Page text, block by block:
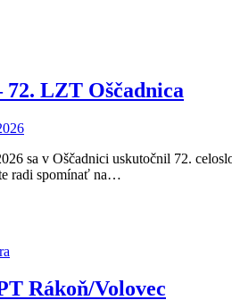
72. LZT Oščadnica
sa v Oščadnici uskutočnil 72.
radi spomínať na…
Rákoň/Volovec